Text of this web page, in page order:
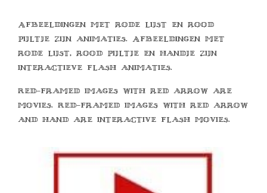
Afbeeldingen met rode lijst en rood
pijltje zijn animaties. Afbeeldingen met
rode lijst, rood pijltje en handje zijn
interactieve flash animaties.
Red-framed images with red arrow are
movies. Red-framed images with red arrow
and hand are interactive flash movies.